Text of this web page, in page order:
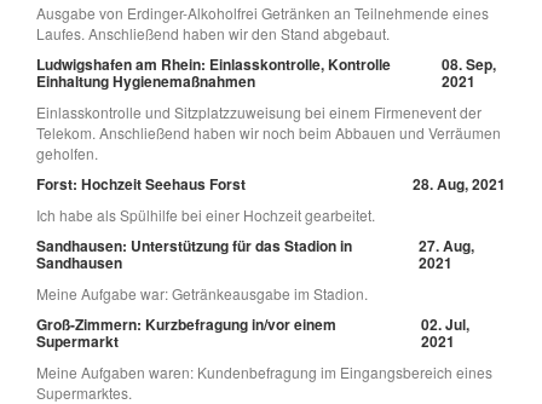
Ausgabe von Erdinger-Alkoholfrei Getränken an Teilnehmende eines
Laufes. Anschließend haben wir den Stand abgebaut.
Ludwigshafen am Rhein: Einlasskontrolle, Kontrolle
Einhaltung Hygienemaßnahmen
08. Sep,
2021
Einlasskontrolle und Sitzplatzzuweisung bei einem Firmenevent der
Telekom. Anschließend haben wir noch beim Abbauen und Verräumen
geholfen.
Forst: Hochzeit Seehaus Forst 28. Aug, 2021
Ich habe als Spülhilfe bei einer Hochzeit gearbeitet.
Sandhausen: Unterstützung für das Stadion in
Sandhausen
27. Aug,
2021
Meine Aufgabe war: Getränkeausgabe im Stadion.
Groß-Zimmern: Kurzbefragung in/vor einem
Supermarkt
02. Jul,
2021
Meine Aufgaben waren: Kundenbefragung im Eingangsbereich eines
Supermarktes.